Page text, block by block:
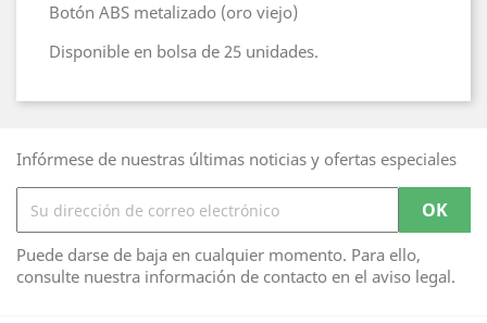
Botón ABS metalizado (oro viejo)
Disponible en bolsa de 25 unidades.
Infórmese de nuestras últimas noticias y ofertas especiales
Puede darse de baja en cualquier momento. Para ello,
consulte nuestra información de contacto en el aviso legal.